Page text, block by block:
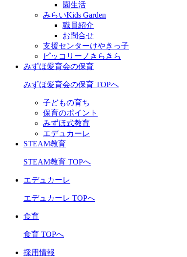
園生活
みらいKids Garden
職員紹介
お問合せ
支援センターけやきっ子
ピッコリーノきらきら
みずほ愛育会の保育
みずほ愛育会の保育 TOPへ
子どもの育ち
保育のポイント
みずほ式教育
エデュカーレ
STEAM教育
STEAM教育 TOPへ
エデュカーレ
エデュカーレ TOPへ
食育
食育 TOPへ
採用情報